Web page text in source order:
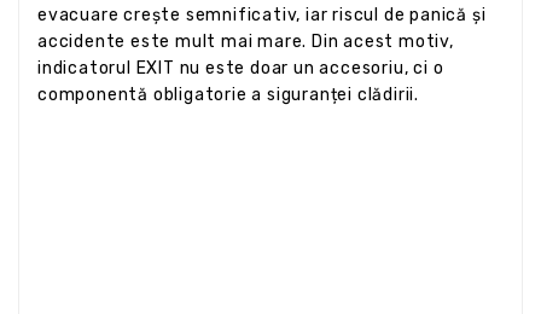
evacuare crește semnificativ, iar riscul de panică și
accidente este mult mai mare. Din acest motiv,
indicatorul EXIT nu este doar un accesoriu, ci o
componentă obligatorie a siguranței clădirii.